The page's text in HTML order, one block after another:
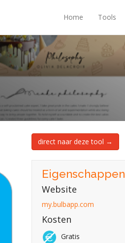
Home Tools
direct naar deze tool →
Eigenschappen
Website
my.bulbapp.com
Kosten
Gratis